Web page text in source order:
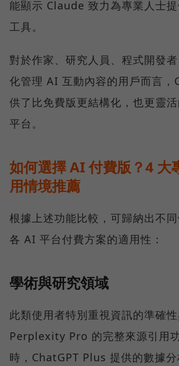
能顯示 Claude 致力為專業人士
工具。
對於作家、研究人員、程式開發
化管理 AI 互動內容的用戶而言
供了比免費版更結構化，也更靈
平台。
如何選擇 AI 付費版？4 大
用情境推薦
根據上述功能比較，可歸納出不
各 AI 平台付費方案的適用性：
學術與研究領域
此類使用者特別重視資訊的準確性
Perplexity Pro 的完整來源引用
時，ChatGPT Plus 提供的數據